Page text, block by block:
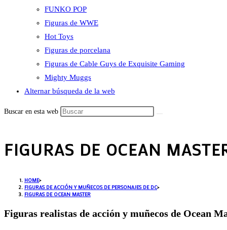
FUNKO POP
Figuras de WWE
Hot Toys
Figuras de porcelana
Figuras de Cable Guys de Exquisite Gaming
Mighty Muggs
Alternar búsqueda de la web
Buscar en esta web
FIGURAS DE OCEAN
HOME>
FIGURAS DE ACCIÓN Y MUÑECOS DE PERSONAJES DE DC>
FIGURAS DE OCEAN MASTER
Figuras realistas de acción y muñecos de Ocean